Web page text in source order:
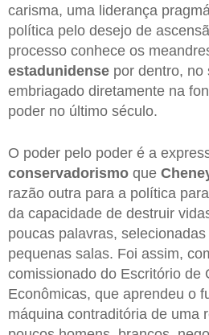
carisma, uma liderança
política pelo desejo de
processo conhece os
estadunidense por dentro, no
embriagado diretamente na
poder no último século.
O poder pelo poder é a
conservadorismo que
razão outra para a política
da capacidade de destruir
poucas palavras,
pequenas salas. Foi assim,
comissionado do Escritório de
Econômicas, que aprendeu o
máquina contraditória de uma